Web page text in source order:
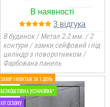
3
В будинок / Метал 2.2 мм. / 2
контури / замки сейфовий і під
циліндр з поворотником /
Фарбована панель